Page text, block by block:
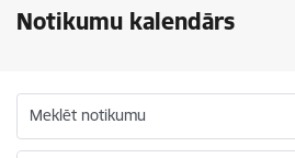
Notikumu kalendārs
Meklēt notikumu